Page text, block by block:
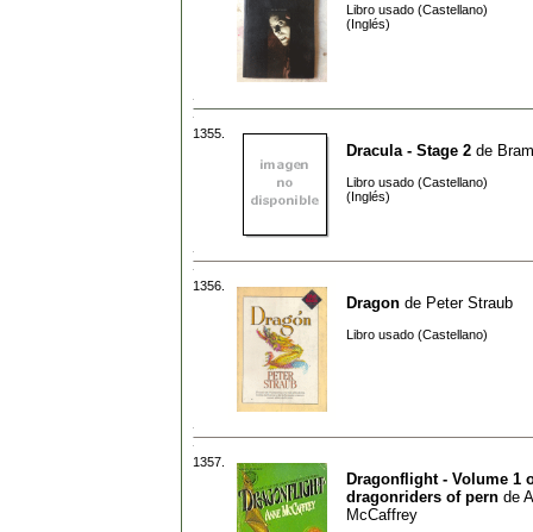
Libro usado (Castellano)
(Inglés)
1355.
Dracula - Stage 2 de
Libro usado (Castellano)
(Inglés)
1356.
Dragon de Peter Straub
Libro usado (Castellano)
1357.
Dragonflight - Volume 1
dragonriders of pern de
McCaffrey